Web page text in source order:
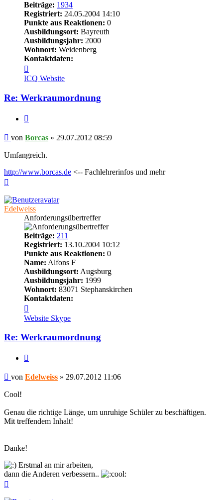
Beiträge: 1934
Registriert: 24.05.2004 14:10
Punkte aus Reaktionen: 0
Ausbildungsort: Bayreuth
Ausbildungsjahr: 2000
Wohnort: Weidenberg
Kontaktdaten:
von
Borcas
ICQ Website
Re: Werkraumordnung
Beitrag
von Borcas » 29.07.2012 08:59
Umfangreich.
http://www.borcas.de <-- Fachlehrerinfos und mehr
Edelweiss
Anforderungsübertreffer
Beiträge: 211
Registriert: 13.10.2004 10:12
Punkte aus Reaktionen: 0
Name: Alfons F
Ausbildungsort: Augsburg
Ausbildungsjahr: 1999
Wohnort: 83071 Stephanskirchen
Kontaktdaten:
von
Edelweiss
Website Skype
Re: Werkraumordnung
Beitrag
von Edelweiss » 29.07.2012 11:06
Cool!
Genau die richtige Länge, um unruhige Schüler zu beschäftigen.
Mit treffendem Inhalt!
Danke!
Erstmal an mir arbeiten,
dann die Anderen verbessern..